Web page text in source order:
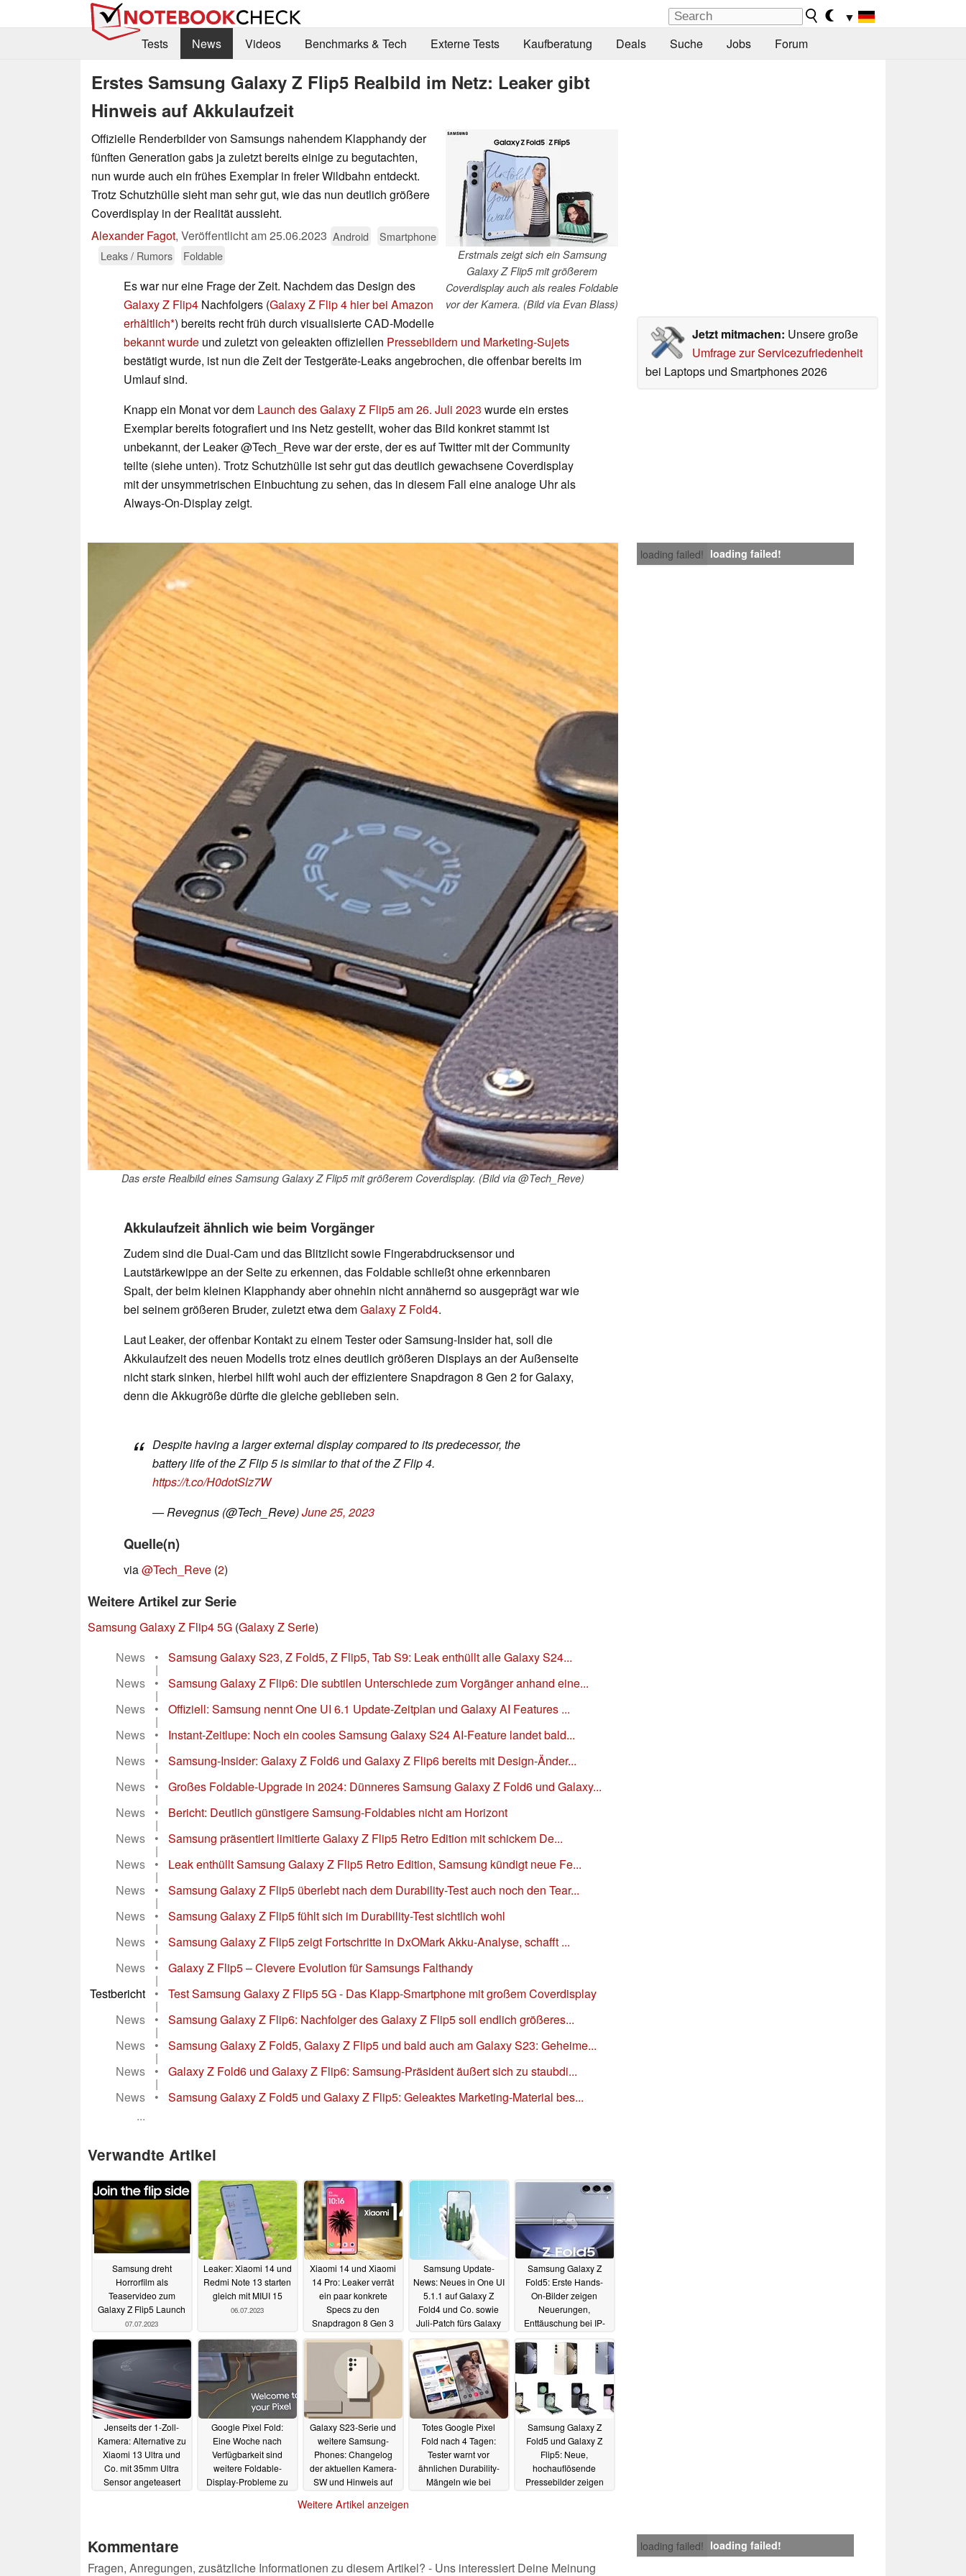
▼
Tests
News Videos Benchmarks & Tech Externe Tests Kaufberatung Deals Suche Jobs Forum
Erstes Samsung Galaxy Z Flip5 Realbild im Netz: Leaker gibt
Hinweis auf Akkulaufzeit
Erstmals zeigt sich ein Samsung
Galaxy Z Flip5 mit größerem
Coverdisplay auch als reales Foldable
vor der Kamera. (Bild via Evan Blass)
Offizielle Renderbilder von Samsungs nahendem Klapphandy der
fünften Generation gabs ja zuletzt bereits einige zu begutachten,
nun wurde auch ein frühes Exemplar in freier Wildbahn entdeckt.
Trotz Schutzhülle sieht man sehr gut, wie das nun deutlich größere
Coverdisplay in der Realität aussieht.
Alexander Fagot, Veröffentlicht am25.06.2023 Android
Smartphone
Leaks / Rumors
Foldable
Jetzt mitmachen: Unsere große
Umfrage zur Servicezufriedenheit
bei Laptops und Smartphones 2026
Es war nur eine Frage der Zeit. Nachdem das Design des
Galaxy Z Flip4 Nachfolgers (Galaxy Z Flip 4 hier bei Amazon
erhältlich ) bereits recht früh durch visualisierte CAD-Modelle
bekannt wurde und zuletzt von geleakten offiziellen Pressebildern und Marketing-Sujets
bestätigt wurde, ist nun die Zeit der Testgeräte-Leaks angebrochen, die offenbar bereits im
Umlauf sind.
Knapp ein Monat vor dem Launch des Galaxy Z Flip5 am 26. Juli 2023 wurde ein erstes
Exemplar bereits fotografiert und ins Netz gestellt, woher das Bild konkret stammt ist
unbekannt, der Leaker @Tech_Reve war der erste, der es auf Twitter mit der Community
teilte (siehe unten). Trotz Schutzhülle ist sehr gut das deutlich gewachsene Coverdisplay
mit der unsymmetrischen Einbuchtung zu sehen, das in diesem Fall eine analoge Uhr als
Always-On-Display zeigt.
loading failed! loading failed!
Das erste Realbild eines Samsung Galaxy Z Flip5 mit größerem Coverdisplay. (Bild via @Tech_Reve)
Akkulaufzeit ähnlich wie beim Vorgänger
Zudem sind die Dual-Cam und das Blitzlicht sowie Fingerabdrucksensor und
Lautstärkewippe an der Seite zu erkennen, das Foldable schließt ohne erkennbaren
Spalt, der beim kleinen Klapphandy aber ohnehin nicht annähernd so ausgeprägt war wie
bei seinem größeren Bruder, zuletzt etwa demGalaxy Z Fold4.
Laut Leaker, der offenbar Kontakt zu einem Tester oder Samsung-Insider hat, soll die
Akkulaufzeit des neuen Modells trotz eines deutlich größeren Displays an der Außenseite
nicht stark sinken, hierbei hilft wohl auch der effizientere Snapdragon 8 Gen 2 for Galaxy,
denn die Akkugröße dürfte die gleiche geblieben sein.
Despite having a larger external display compared to its predecessor, the
battery life of the Z Flip 5 is similar to that of the Z Flip 4.
https://t.co/H0dotSlz7W
— Revegnus (@Tech_Reve)June 25, 2023
Quelle(n)
via@Tech_Reve (2)
Weitere Artikel zur Serie
Samsung Galaxy Z Flip4 5G (Galaxy Z Serie)
News
• Samsung Galaxy S23, Z Fold5, Z Flip5, Tab S9: Leak enthüllt alle Galaxy S24...
|
News
• Samsung Galaxy Z Flip6: Die subtilen Unterschiede zum Vorgänger anhand eine...
|
News
• Offiziell: Samsung nennt One UI 6.1 Update-Zeitplan und Galaxy AI Features ...
|
News
• Instant-Zeitlupe: Noch ein cooles Samsung Galaxy S24 AI-Feature landet bald...
|
News
• Samsung-Insider: Galaxy Z Fold6 und Galaxy Z Flip6 bereits mit Design-Änder...
|
News
• Großes Foldable-Upgrade in 2024: Dünneres Samsung Galaxy Z Fold6 und Galaxy...
|
News
• Bericht: Deutlich günstigere Samsung-Foldables nicht am Horizont
|
News
• Samsung präsentiert limitierte Galaxy Z Flip5 Retro Edition mit schickem De...
|
News
• Leak enthüllt Samsung Galaxy Z Flip5 Retro Edition, Samsung kündigt neue Fe...
|
News
• Samsung Galaxy Z Flip5 überlebt nach dem Durability-Test auch noch den Tear...
|
News
• Samsung Galaxy Z Flip5 fühlt sich im Durability-Test sichtlich wohl
|
News
• Samsung Galaxy Z Flip5 zeigt Fortschritte in DxOMark Akku-Analyse, schafft ...
|
News
• Galaxy Z Flip5 – Clevere Evolution für Samsungs Falthandy
|
Testbericht
• Test Samsung Galaxy Z Flip5 5G - Das Klapp-Smartphone mit großem Coverdisplay
|
News
• Samsung Galaxy Z Flip6: Nachfolger des Galaxy Z Flip5 soll endlich größeres...
|
News
• Samsung Galaxy Z Fold5, Galaxy Z Flip5 und bald auch am Galaxy S23: Geheime...
|
News
• Galaxy Z Fold6 und Galaxy Z Flip6: Samsung-Präsident äußert sich zu staubdi...
|
News
•
Samsung Galaxy Z Fold5 und Galaxy Z Flip5: Geleaktes Marketing-Material bes...
...
Verwandte Artikel
Samsung dreht
Horrorfilm als
Teaservideo zum
Galaxy Z Flip5 Launch
07.07.2023
Leaker: Xiaomi 14 und
Redmi Note 13 starten
gleich mit MIUI 15
06.07.2023
Xiaomi 14 und Xiaomi
14 Pro: Leaker verrät
ein paar konkrete
Specs zu den
Snapdragon 8 Gen 3
04.07.2023
Samsung Update-
News: Neues in One UI
5.1.1 auf Galaxy Z
Fold4 und Co. sowie
Juli-Patch fürs Galaxy
04.07.2023
Samsung Galaxy Z
Fold5: Erste Hands-
On-Bilder zeigen
Neuerungen,
Enttäuschung bei IP-
Jenseits der 1-Zoll-
Kamera: Alternative zu
Xiaomi 13 Ultra und
Co. mit 35mm Ultra
Sensor angeteasert
Google Pixel Fold:
Eine Woche nach
Verfügbarkeit sind
weitere Foldable-
Display-Probleme zu
Galaxy S23-Serie und
weitere Samsung-
Phones: Changelog
der aktuellen Kamera-
SW und Hinweis auf
One UI 629.06.2023
Totes Google Pixel
Fold nach 4 Tagen:
Tester warnt vor
ähnlichen Durability-
Mängeln wie bei
Samsung Galaxy Z
Fold5 und Galaxy Z
Flip5: Neue,
hochauflösende
Pressebilder zeigen
Weitere Artikel anzeigen
loading failed! loading failed!
Kommentare
Fragen, Anregungen, zusätzliche Informationen zu diesem Artikel? - Uns interessiert Deine Meinung